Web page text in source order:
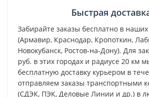
Быстрая
Забирайте заказы бесплатно в
(Армавир, Краснодар, Кропоткин,
Новокубанск, Ростов-на-Дону). Для
руб. в этих городах и радиусе 20 км
бесплатную доставку курьером в
отправляем заказы транспортными
(СДЭК, ПЭК, Деловые Линии и др.) в